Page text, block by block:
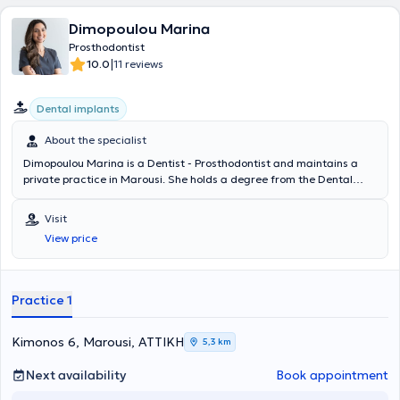
Dimopoulou Marina
Prosthodontist
10.0|11 reviews
Dental implants
About the specialist
Dimopoulou Marina is a Dentist - Prosthodontist and maintains a
private practice in Marousi. She holds a degree from the Dental
completed postgraduate studies in Prosthodontics at the
Department of Prosthodontics of the Dental School at the same
institution. She completed her practical training at the 401 General
Military Hospital of Athens and at the Athens Garrison Dental Clinic.
the doctor actively participates in numerous conferences and
continuous education and ongoing advancement in her field of
Visit
View price
Practice 1
Kimonos 6, Marousi, ΑΤΤΙΚΗ 5,3 km
Next availability Book appointment